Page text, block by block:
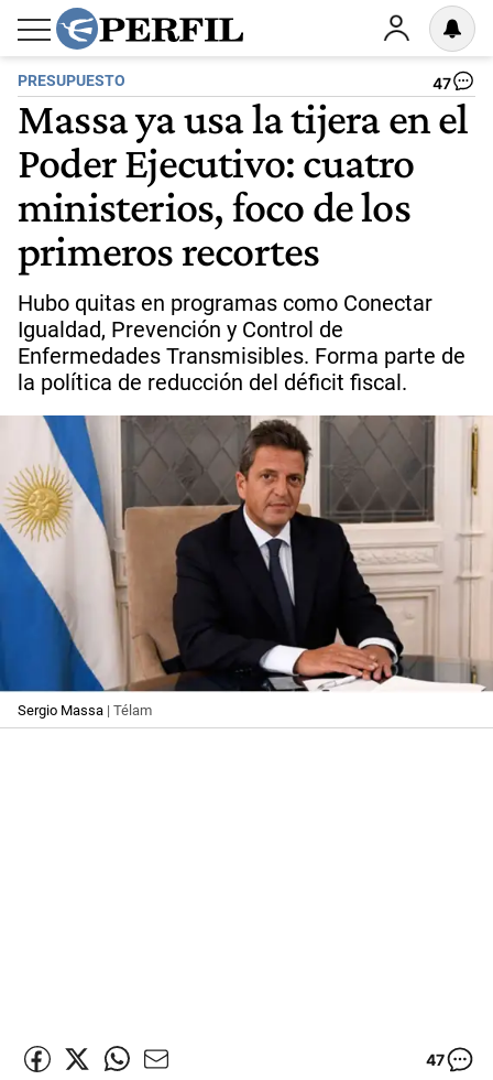
PRESUPUESTO 47
Massa ya usa la tijera en el
Poder Ejecutivo: cuatro
ministerios, foco de los
primeros recortes
Hubo quitas en programas como Conectar
Igualdad, Prevención y Control de
Enfermedades Transmisibles. Forma parte de
la política de reducción del déficit fiscal.
Sergio Massa | Télam
47